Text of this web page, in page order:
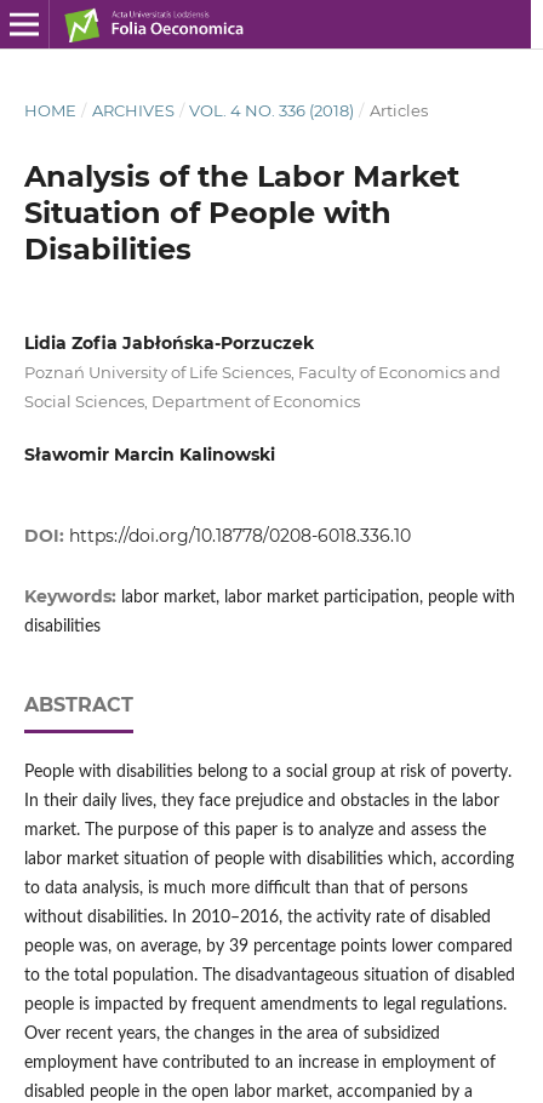
HOME / ARCHIVES / VOL. 4 NO. 336 (2018) / Articles
Analysis of the Labor Market
Situation of People with
Disabilities
Lidia Zofia Jabłońska‑Porzuczek
Poznań University of Life Sciences, Faculty of Economics and
Social Sciences, Department of Economics
Sławomir Marcin Kalinowski
DOI: https://doi.org/10.18778/0208-6018.336.10
Keywords: labor market, labor market participation, people with
disabilities
ABSTRACT
People with disabilities belong to a social group at risk of poverty.
In their daily lives, they face prejudice and obstacles in the labor
market. The purpose of this paper is to analyze and assess the
labor market situation of people with disabilities which, according
to data analysis, is much more difficult than that of persons
without disabilities. In 2010–2016, the activity rate of disabled
people was, on average, by 39 percentage points lower compared
to the total population. The disadvantageous situation of disabled
people is impacted by frequent amendments to legal regulations.
Over recent years, the changes in the area of subsidized
employment have contributed to an increase in employment of
disabled people in the open labor market, accompanied by a